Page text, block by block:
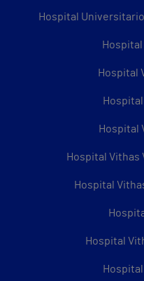
Hospital
Hospital
Hospital
Hospital
Hospital Vithas
Hospital
Hospital